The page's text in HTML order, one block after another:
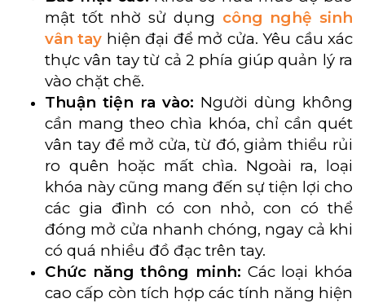
mật tốt nhờ sử dụng công nghệ sinh
vân tay hiện đại để mở cửa. Yêu cầu xác
thực vân tay từ cả 2 phía giúp quản lý ra
vào chặt chẽ.
Thuận tiện ra vào: Người dùng không
cần mang theo chìa khóa, chỉ cần quét
vân tay để mở cửa, từ đó, giảm thiểu rủi
ro quên hoặc mất chìa. Ngoài ra, loại
khóa này cũng mang đến sự tiện lợi cho
các gia đình có con nhỏ, con có thể
đóng mở cửa nhanh chóng, ngay cả khi
có quá nhiều đồ đạc trên tay.
Chức năng thông minh: Các loại khóa
cao cấp còn tích hợp các tính năng hiện